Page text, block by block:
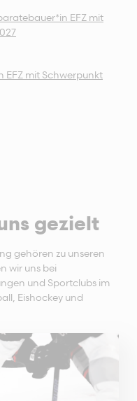
EFZ mit
EFZ mit Schwerpunkt
gezielt
gehören zu unseren
wir uns bei
und Sportclubs im
Eishockey und